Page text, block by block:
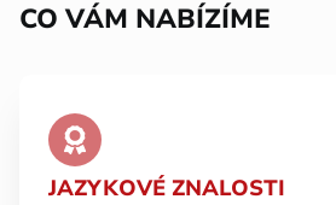
CO VÁM NABÍZÍME
JAZYKOVÉ ZNALOSTI